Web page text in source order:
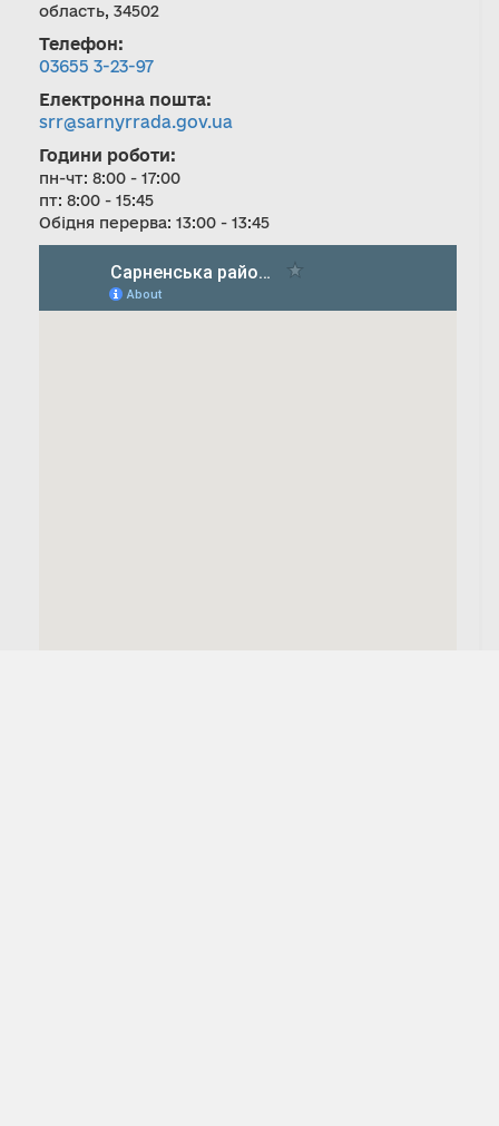
область, 34502
Телефон:
03655 3-23-97
Електронна пошта:
srr@sarnyrrada.gov.ua
Години роботи:
пн-чт: 8:00 - 17:00
пт: 8:00 - 15:45
Обідня перерва: 13:00 - 13:45